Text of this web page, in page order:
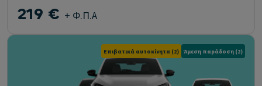
219 € + Φ.Π.Α
Επιβατικά αυτοκίνητα (2) Άμεση παράδοση (2)